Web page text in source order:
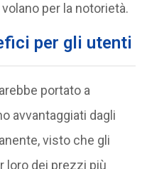
per la notorietà.
per gli utenti
portato a
avvantaggiati dagli
visto che gli
loro dei prezzi più